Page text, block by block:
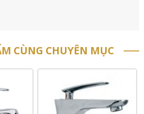
CÙNG CHUYÊN MỤC